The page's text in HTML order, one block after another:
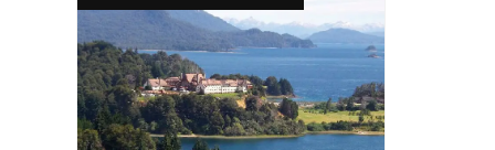
Más Información